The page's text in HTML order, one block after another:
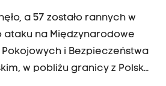
a 57 zostało rannych w
ataku na Międzynarodowe
i Bezpieczeństwa
w pobliżu granicy z Polską